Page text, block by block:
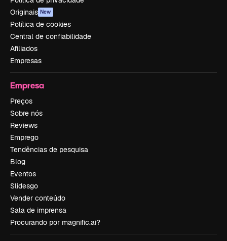
Originais New
Política de cookies
Central de confiabilidade
Afiliados
Empresas
Empresa
Preços
Sobre nós
Reviews
Emprego
Tendências de pesquisa
Blog
Eventos
Slidesgo
Vender conteúdo
Sala de imprensa
Procurando por magnific.ai?